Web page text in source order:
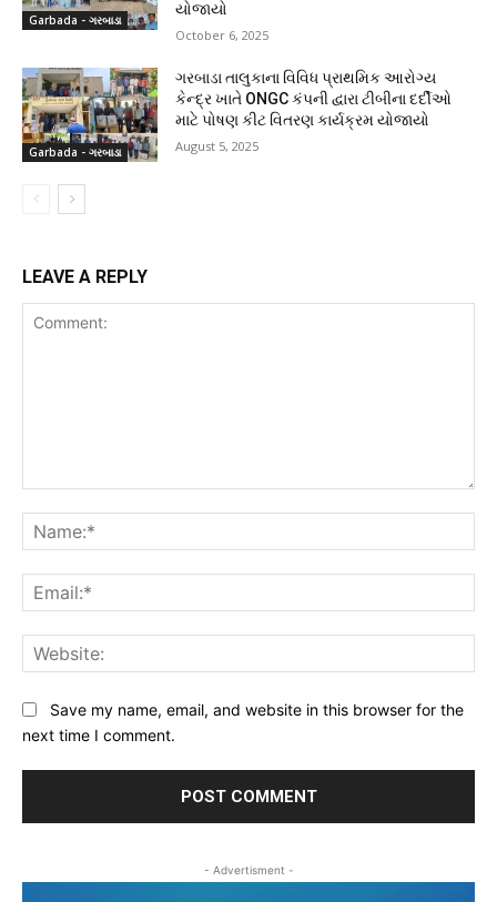
Garbada - ગરબાડા
યોજાયો
October 6, 2025
Garbada - ગરબાડા
ગરબાડા તાલુકાના વિવિધ પ્રાથમિક આરોગ્ય
કેન્દ્ર ખાતે ONGC કંપની દ્વારા ટીબીના દર્દીઓ
માટે પોષણ કીટ વિતરણ કાર્યક્રમ યોજાયો
August 5, 2025
LEAVE A REPLY
Save my name, email, and website in this browser for the
next time I comment.
- Advertisment -